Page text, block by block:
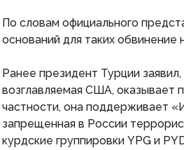
По словам официального
оснований для таких обвинение
Ранее президент Турции
возглавляемая США, оказывает
частности, она поддерживает
запрещенная в России
курдские группировки ​YPG и